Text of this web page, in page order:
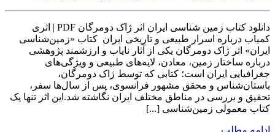
دانلود کتاب زمین شناسی ایران اثر ژاک دومرگان PDF | اثری
کمیاب درباره اسرار طبیعی و تاریخی ایران کتاب «زمین‌شناسی
ایران» اثر ژاک دومرگان یکی از آثار نایاب و ارزشمند پژوهشی
درباره ساختار زمین، معادن، لایه‌های طبیعی و ویژگی‌های
جغرافیایی ایران است؛ کتابی که توسط ژاک دومرگان،
باستان‌شناس و محقق مشهور فرانسوی، پس از سال‌ها سفر،
تحقیق و بررسی در مناطق مختلف ایران نگاشته شد.این اثر تنها یک
کتاب معمولی زمین‌شناسی [...]